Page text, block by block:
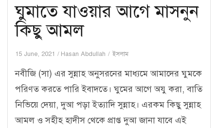
ঘুমাতে যাওয়ার আগে মাসনুন
কিছু আমল
15 June, 2021 Hasan Abdullah ইসলাম
নবীজি (সা) এর সুন্নাহ অনুসরনের মাধ্যমে আমাদের ঘুমকে
পরিণত করতে পারি ইবাদতে। ঘুমের আগে অযু করা, বাতি
নিভিয়ে দেয়া, দুআ পড়া ইত্যাদি সুন্নাহ। এরকম কিছু সুন্নাহ
আমল ও সহীহ হাদীস থেকে প্রাপ্ত দুআ জানা যাবে এই